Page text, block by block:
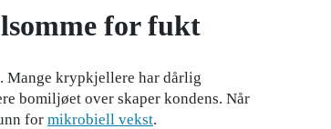
for fukt
Mange krypkjellere har dårlig
bomiljøet over skaper kondens. Når
for mikrobiell vekst.